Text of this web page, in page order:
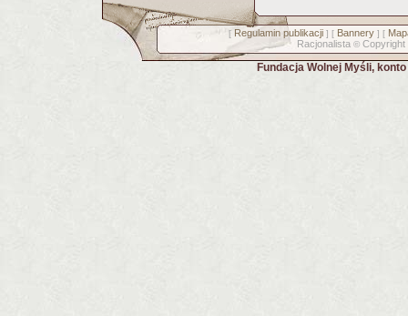
[ Regulamin publikacji] [ Bannery] [
Racjonalista © Copyright
Fundacja Wolnej Myśli,